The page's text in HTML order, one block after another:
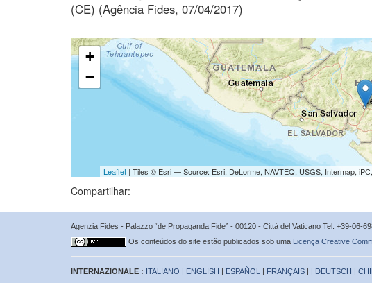
(CE) (Agência Fides, 07/04/2017)
+
−
Leaflet| Tiles © Esri — Source: Esri, DeLorme, NAVTEQ, USGS, Intermap,
Compartilhar:
Agenzia Fides - Palazzo “de Propaganda Fide” - 00120 - Città del Vaticano Tel. +39-06-
Os conteúdos do site estão publicados sob uma Licença Creative
INTERNAZIONALE : ITALIANO | ENGLISH | ESPAÑOL | FRANÇAIS | | DEUTSCH |